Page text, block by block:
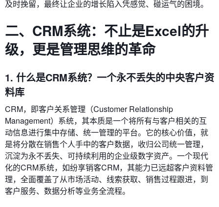
及时挽留，最终让企业的增长陷入凭感觉、碰运气的困境。
二、CRM系统：不止是Excel的升
级，更是管理思维的革命
1. 什么是CRM系统？一个永不丢失的中央客户资
料库
CRM，即客户关系管理（Customer Relationship
Management）系统，其本质是一个将所有与客户相关的互
动信息进行集中存储、统一管理的平台。它的核心价值，就
是将分散在销售个人手中的客户数据，收归公司统一管理，
沉淀为永不丢失、可持续利用的企业级数字资产。一个现代
化的CRM系统，如纷享销客CRM，其能力已远超客户资料管
理，全面覆盖了从市场活动、线索获取、销售过程跟进，到
客户服务、数据分析等业务全流程。